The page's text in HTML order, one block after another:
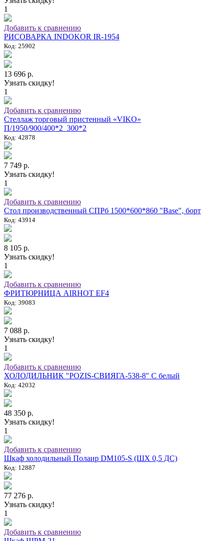
1
Добавить к сравнению
РИСОВАРКА INDOKOR IR-1954
Код: 25902
13 696 р.
Узнать скидку!
1
Добавить к сравнению
Стеллаж торговый пристенный «VIKO»
П/1950/900/400*2_300*2
Код: 42878
7 749 р.
Узнать скидку!
1
Добавить к сравнению
Стол производственный СПРб 1500*600*860 "Base", борт
Код: 43914
8 105 р.
Узнать скидку!
1
Добавить к сравнению
ФРИТЮРНИЦА AIRHOT EF4
Код: 39083
7 088 р.
Узнать скидку!
1
Добавить к сравнению
ХОЛОДИЛЬНИК "POZIS-СВИЯГА-538-8" C белый
Код: 42032
48 350 р.
Узнать скидку!
1
Добавить к сравнению
Шкаф холодильный Полаир DM105-S (ШХ 0,5 ДС)
Код: 12887
77 276 р.
Узнать скидку!
1
Добавить к сравнению